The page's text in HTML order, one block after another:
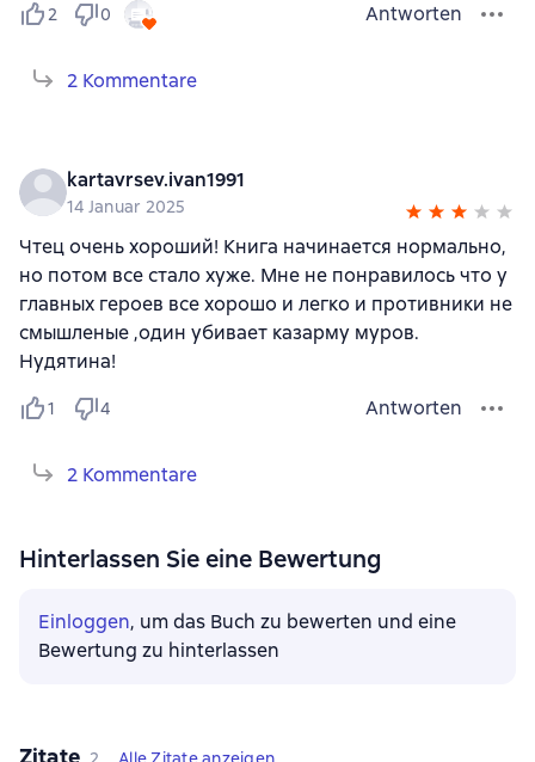
2 0 Antworten
2 Kommentare
kartavrsev.ivan1991
14 Januar 2025
Чтец очень хороший! Книга начинается нормально,
но потом все стало хуже. Мне не понравилось что у
главных героев все хорошо и легко и противники не
смышленые ,один убивает казарму муров.
Нудятина!
1 4 Antworten
2 Kommentare
Hinterlassen Sie eine Bewertung
Einloggen, um das Buch zu bewerten und eine
Bewertung zu hinterlassen